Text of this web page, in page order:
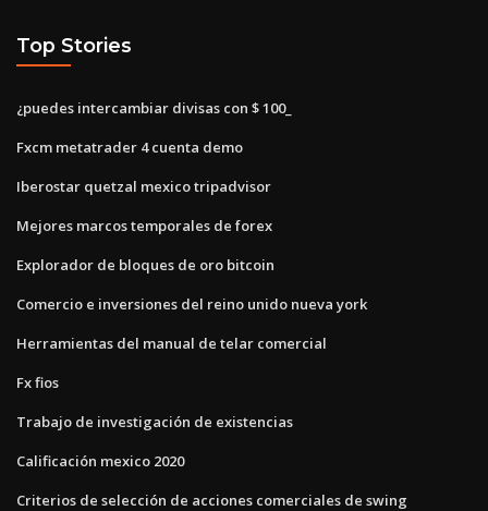
Top Stories
¿puedes intercambiar divisas con $ 100_
Fxcm metatrader 4 cuenta demo
Iberostar quetzal mexico tripadvisor
Mejores marcos temporales de forex
Explorador de bloques de oro bitcoin
Comercio e inversiones del reino unido nueva york
Herramientas del manual de telar comercial
Fx fios
Trabajo de investigación de existencias
Calificación mexico 2020
Criterios de selección de acciones comerciales de swing